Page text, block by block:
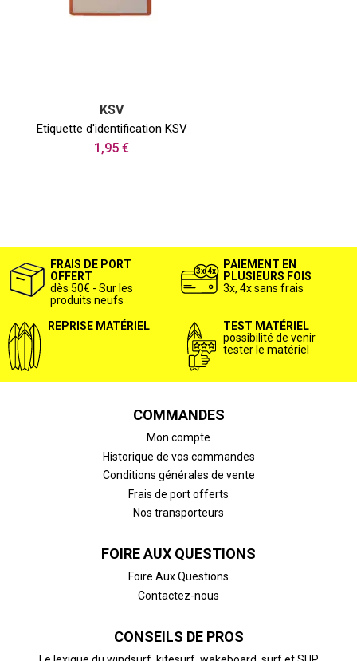
KSV
Etiquette d'identification KSV
1,95 €
FRAIS DE PORT
OFFERT
dès 50€ - Sur les
produits neufs
PAIEMENT EN
PLUSIEURS FOIS
3x, 4x sans frais
REPRISE MATÉRIEL
TEST MATÉRIEL
possibilité de venir
tester le matériel
COMMANDES
Mon compte
Historique de vos commandes
Conditions générales de vente
Frais de port offerts
Nos transporteurs
FOIRE AUX QUESTIONS
Foire Aux Questions
Contactez-nous
CONSEILS DE PROS